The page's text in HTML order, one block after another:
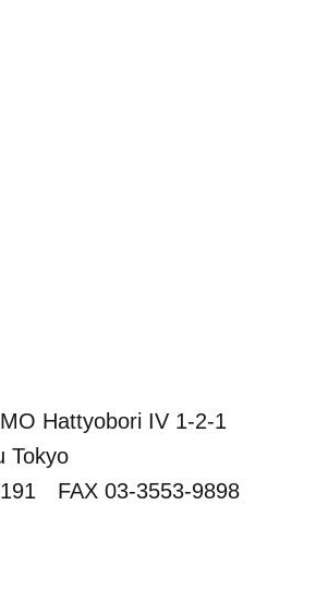
Hattyobori IV 1-2-1
Tokyo
FAX 03-3553-9898